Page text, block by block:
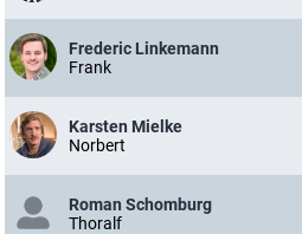
Frederic Linkemann
Frank
Karsten Mielke
Norbert
Roman Schomburg
Thoralf